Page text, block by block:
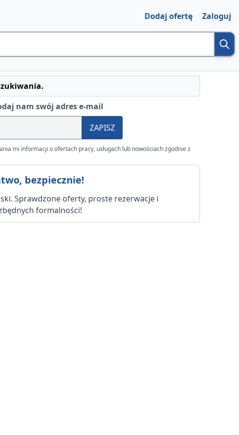
Dodaj ofertę Zaloguj
nam swój adres e-mail
ZAPISZ
mi informacji o ofertach pracy, usługach lub nowościach zgodnie z
bezpiecznie!
Sprawdzone oferty, proste rezerwacje i
formalności!